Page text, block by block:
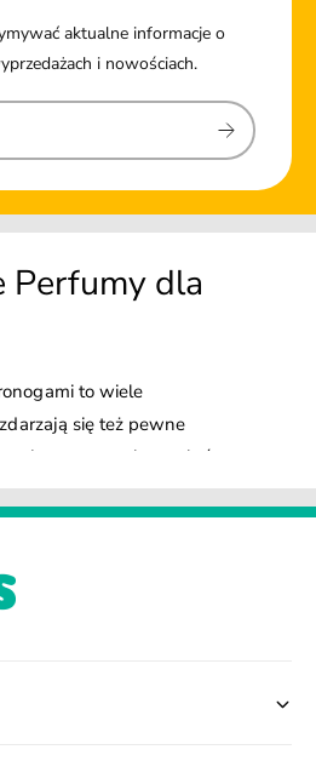
aktualne informacje o
i nowościach.
Perfumy dla
to wiele
się też pewne
zapach psa, który
kiedy pupil zmoknie.
problemu mogą być
zapachowe stworzone
W
– nie podrażniają